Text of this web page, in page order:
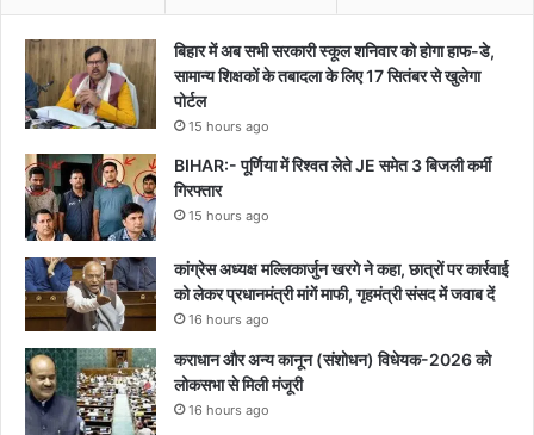
बिहार में अब सभी सरकारी स्कूल शनिवार को होगा हाफ-डे,
सामान्य शिक्षकों के तबादला के लिए 17 सितंबर से खुलेगा
पोर्टल
15 hours ago
BIHAR:- पूर्णिया में रिश्वत लेते JE समेत 3 बिजली कर्मी
गिरफ्तार
15 hours ago
कांग्रेस अध्यक्ष मल्लिकार्जुन खरगे ने कहा, छात्रों पर कार्रवाई
को लेकर प्रधानमंत्री मांगें माफी, गृहमंत्री संसद में जवाब दें
16 hours ago
कराधान और अन्य कानून (संशोधन) विधेयक-2026 को
लोकसभा से मिली मंजूरी
16 hours ago